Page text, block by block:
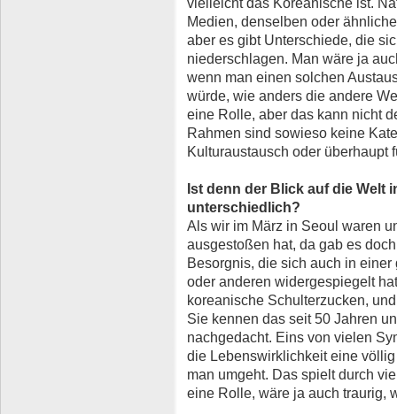
Medien, denselben oder
aber es gibt Unterschiede, die
niederschlagen. Man wäre ja
wenn man einen solchen
würde, wie anders die andere
eine Rolle, aber das kann nicht
Rahmen sind sowieso keine
Kulturaustausch oder überhaupt
Ist denn der Blick auf die Welt
unterschiedlich?
Als wir im März in Seoul waren
ausgestoßen hat, da gab es
Besorgnis, die sich auch in
oder anderen widergespiegelt
koreanische Schulterzucken,
Sie kennen das seit 50 Jahren
nachgedacht. Eins von vielen
die Lebenswirklichkeit eine
man umgeht. Das spielt durch
eine Rolle, wäre ja auch traurig,